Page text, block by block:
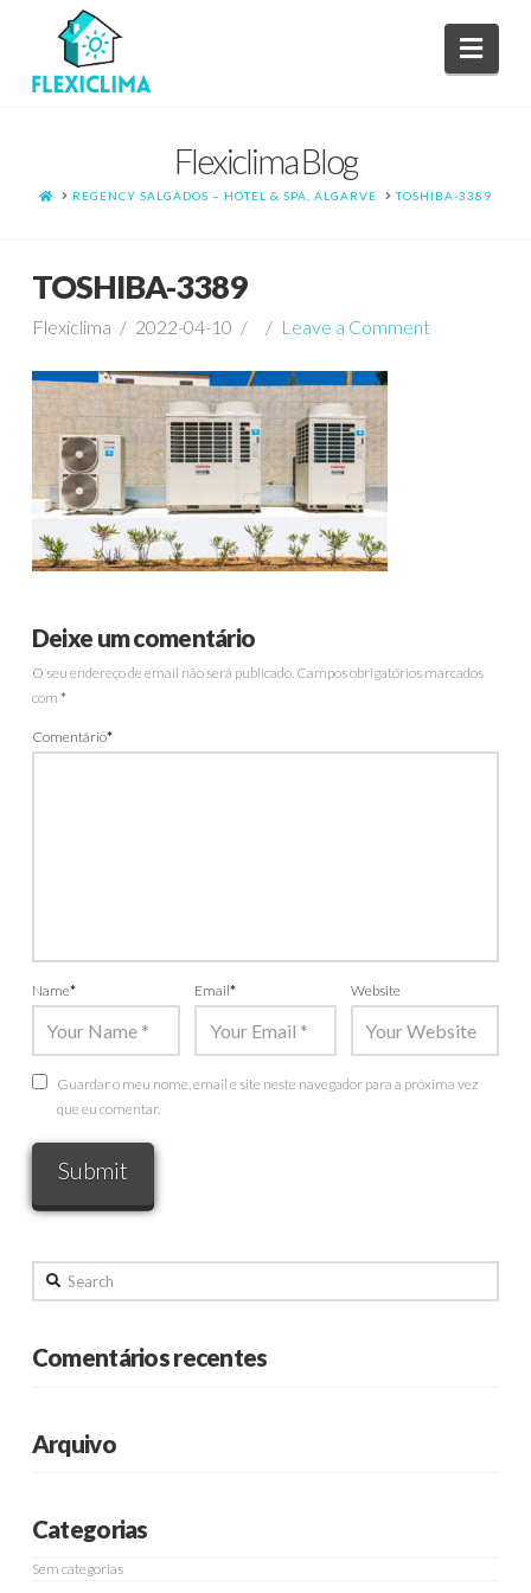
Flexiclima Blog
HOMEREGENCY SALGADOS – HOTEL & SPA, ALGARVE TOSHIBA-3389
TOSHIBA-3389
Flexiclima 2022-04-10 Leave a Comment
Deixe um comentário
O seu endereço de email não será publicado. Campos obrigatórios marcados
com *
Comentário*
Name* Email* Website
Guardar o meu nome, email e site neste navegador para a próxima vez
que eu comentar.
Search
Comentários recentes
Arquivo
Categorias
Sem categorias